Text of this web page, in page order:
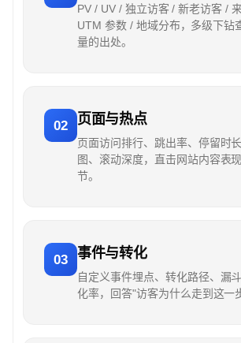
PV / UV / 独立访客 / 新老访客 /
UTM 参数 / 地域分布，多级下钻
量的出处。
02 页面与热点
页面访问排行、跳出率、停留时
图、滚动深度，直击网站内容表
节。
03 事件与转化
自定义事件埋点、转化路径、漏
化率，回答"访客为什么走到这一